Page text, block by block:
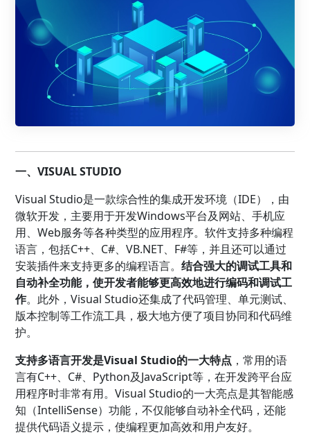
一、VISUAL STUDIO
Visual Studio是一款综合性的集成开发环境（IDE），由
微软开发，主要用于开发Windows平台及网站、手机应
用、Web服务等各种类型的应用程序。软件支持多种编程
语言，包括C++、C#、VB.NET、F#等，并且还可以通过
安装插件来支持更多的编程语言。结合强大的调试工具和
自动补全功能，使开发者能够更高效地进行编码和调试工
作。此外，Visual Studio还集成了代码管理、单元测试、
版本控制等工作流工具，极大地方便了项目协同和代码维
护。
支持多语言开发是Visual Studio的一大特点 ，常用的语
言有C++、C#、Python及JavaScript等，在开发跨平台应
用程序时非常有用。Visual Studio的一大亮点是其智能感
知（IntelliSense）功能，不仅能够自动补全代码，还能
提供代码语义提示，使编程更加高效和用户友好。